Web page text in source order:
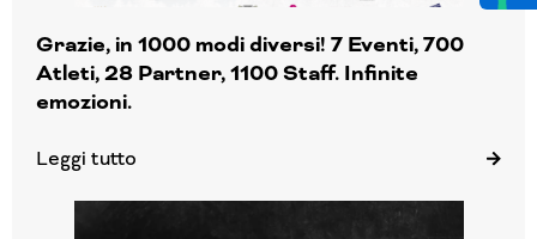
Grazie, in 1000 modi diversi! 7 Eventi, 700
Atleti, 28 Partner, 1100 Staff. Infinite
emozioni.
Leggi tutto